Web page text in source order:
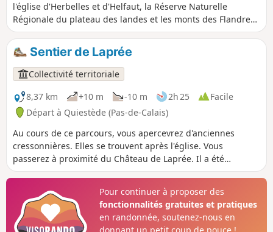
l'église d'Herbelles et d'Helfaut, la Réserve Naturelle
Régionale du plateau des landes et les monts des Flandres.
C'est un sentier balisé de la Communauté d'Agglomération
du Pays de Saint-Omer.
Sentier de Laprée
Collectivité territoriale
8,37 km
+10 m -10 m 2h 25
Facile
Départ à Quiestède (Pas-de-Calais)
Au cours de ce parcours, vous apercevrez d'anciennes
cressonnières. Elles se trouvent après l'église. Vous
passerez à proximité du Château de Laprée. Il a été
construit en 1740 sur les ruines d’un château féodal. C'est
Pays de Saint-Omer.
Pour continuer à proposer des
fonctionnalités gratuites et pratiques
en randonnée, soutenez-nous en